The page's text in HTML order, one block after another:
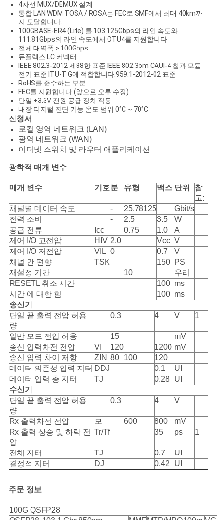
이
트
맵
개
인
정
보
보
호
정
책
4차선 MUX/DEMUX 설계
통합 LAN WDM TOSA / ROSA는 FEC로 SMF에서 최대 40km까
지 도달합니다.
100GBASE-ER4 (Lite) 를 103.125Gbps의 라인 속도와
111.81Gbps의 라인 속도에서 OTU4를 지원합니다
전체 대역폭 > 100Gbps
듀플렉스 LC 커넥터
IEEE 802.3-2012 제88항 표준 IEEE 802.3bm CAUI-4 칩과 모듈
전기 표준 ITU-T G에 적합합니다.959.1-2012-02 표준 ·
RoHS를 준수하는 부분
FEC를 지원합니다 (앞으로 오류 수정)
단일 +3.3V 전원 공급 장치 작동
내장 디지털 진단 기능 온도 범위 0°C ~ 70°C
신청서
로컬 영역 네트워크 (LAN)
광역 네트워크 (WAN)
이더넷 스위치 및 라우터 애플리케이션
광학적 매개 변수
매개 변수 기호분 유형 맥스 단위
참
고:
채널별 데이터 속도
- 25.78125
Gbit/s
전력 소비
- 2.5 3.5
W
공급 전류
Icc 0.75 1.0
A
제어 I/O 고전압
HIV 2.0 Vcc V
제어 I/O 저전압
VIL 0 0.7
V
채널 간 편향
TSK 150
PS
재설정 기간
10
우리
RESETL 취소 시간
100 ms
시간 에 대한 힘
100 ms
송신기
단일 끝 출력 전압 허용
량
0.3 4 V 1
일반 모드 전압 허용 15
mV
송신 입력차전 전압
VI 120 1200 mV
송신 입력 차이 저항
ZIN 80 100
120
데이터 의존성 입력 지터 DDJ 0.1
UI
데이터 입력 총 지터
TJ 0.28
UI
수신기
단일 끝 출력 전압 허용
량
0.3 4 V
Rx 출력차전 전압 보 600 800
mV
Rx 출력 상승 및 하락 전
압
Tr/Tf 35 ps 1
전체 지터 TJ 0.7
UI
결정적 지터
DJ 0.42 UI
주문 정보
100G QSFP28